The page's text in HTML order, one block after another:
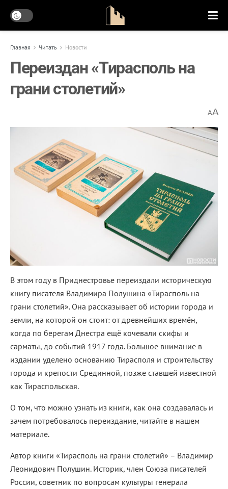
Главная Читать Новости
Переиздан «Тирасполь на
грани столетий»
AA
В этом году в Приднестровье переиздали историческую
книгу писателя Владимира Полушина «Тирасполь на
грани столетий». Она рассказывает об истории города и
земли, на которой он стоит: от древнейших времён,
когда по берегам Днестра ещё кочевали скифы и
сарматы, до событий 1917 года. Большое внимание в
издании уделено основанию Тирасполя и строительству
города и крепости Срединной, позже ставшей известной
как Тираспольская.
О том, что можно узнать из книги, как она создавалась и
зачем потребовалось переиздание, читайте в нашем
материале.
Автор книги «Тирасполь на грани столетий» – Владимир
Леонидович Полушин. Историк, член Союза писателей
России, советник по вопросам культуры генерала